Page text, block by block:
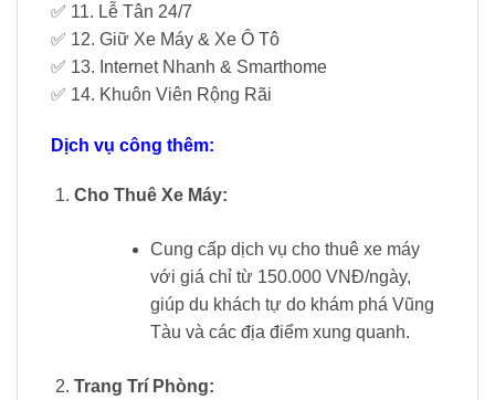
✅ 11. Lễ Tân 24/7
✅ 12. Giữ Xe Máy & Xe Ô Tô
✅ 13. Internet Nhanh & Smarthome
✅ 14. Khuôn Viên Rộng Rãi
Dịch vụ công thêm:
Cho Thuê Xe Máy:
Cung cấp dịch vụ cho thuê xe máy
với giá chỉ từ 150.000 VNĐ/ngày,
giúp du khách tự do khám phá Vũng
Tàu và các địa điểm xung quanh.
Trang Trí Phòng: